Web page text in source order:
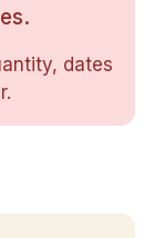
kaffebar
495 DKK
dates